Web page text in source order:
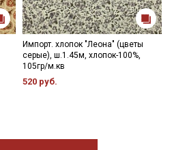
Импорт. хлопок "Леона" (цветы
серые), ш.1.45м, хлопок-100%,
105гр/м.кв
520 руб.